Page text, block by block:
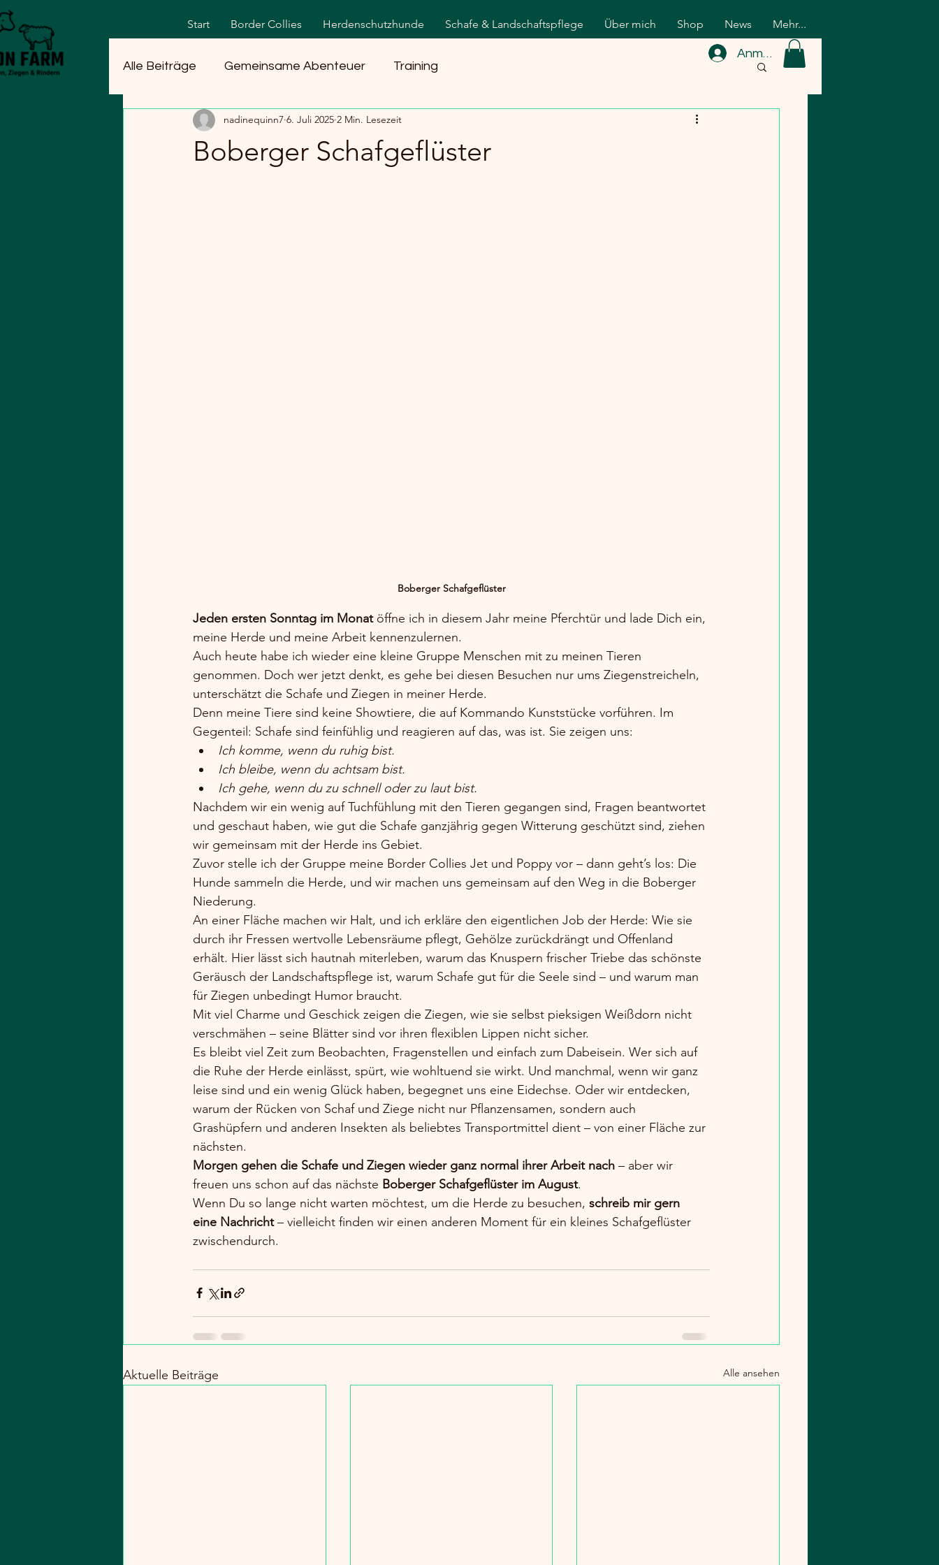
Start Border Collies Herdenschutzhunde Schafe & Landschaftspflege Über mich Shop News Mehr...
Anmelden
Alle Beiträge
Gemeinsame Abenteuer Training
Boberger Schafgeflüster
nadinequinn7 6. Juli 2025 2 Min. Lesezeit
Boberger Schafgeflüster
Jeden ersten Sonntag im Monat öffne ich in diesem Jahr meine Pferchtür und lade Dich ein,
meine Herde und meine Arbeit kennenzulernen.
Auch heute habe ich wieder eine kleine Gruppe Menschen mit zu meinen Tieren
genommen. Doch wer jetzt denkt, es gehe bei diesen Besuchen nur ums Ziegenstreicheln,
unterschätzt die Schafe und Ziegen in meiner Herde.
Denn meine Tiere sind keine Showtiere, die auf Kommando Kunststücke vorführen. Im
Gegenteil: Schafe sind feinfühlig und reagieren auf das, was ist. Sie zeigen uns:
Ich komme, wenn du ruhig bist.
Ich bleibe, wenn du achtsam bist.
Ich gehe, wenn du zu schnell oder zu laut bist.
Nachdem wir ein wenig auf Tuchfühlung mit den Tieren gegangen sind, Fragen beantwortet
und geschaut haben, wie gut die Schafe ganzjährig gegen Witterung geschützt sind, ziehen
wir gemeinsam mit der Herde ins Gebiet.
Zuvor stelle ich der Gruppe meine Border Collies Jet und Poppy vor – dann geht’s los: Die
Hunde sammeln die Herde, und wir machen uns gemeinsam auf den Weg in die Boberger
Niederung.
An einer Fläche machen wir Halt, und ich erkläre den eigentlichen Job der Herde: Wie sie
durch ihr Fressen wertvolle Lebensräume pflegt, Gehölze zurückdrängt und Offenland
erhält. Hier lässt sich hautnah miterleben, warum das Knuspern frischer Triebe das schönste
Geräusch der Landschaftspflege ist, warum Schafe gut für die Seele sind – und warum man
für Ziegen unbedingt Humor braucht.
Mit viel Charme und Geschick zeigen die Ziegen, wie sie selbst pieksigen Weißdorn nicht
verschmähen – seine Blätter sind vor ihren flexiblen Lippen nicht sicher.
Es bleibt viel Zeit zum Beobachten, Fragenstellen und einfach zum Dabeisein. Wer sich auf
die Ruhe der Herde einlässt, spürt, wie wohltuend sie wirkt. Und manchmal, wenn wir ganz
leise sind und ein wenig Glück haben, begegnet uns eine Eidechse. Oder wir entdecken,
warum der Rücken von Schaf und Ziege nicht nur Pflanzensamen, sondern auch
Grashüpfern und anderen Insekten als beliebtes Transportmittel dient – von einer Fläche zur
nächsten.
Morgen gehen die Schafe und Ziegen wieder ganz normal ihrer Arbeit nach – aber wir
freuen uns schon auf das nächste Boberger Schafgeflüster im August.
Wenn Du so lange nicht warten möchtest, um die Herde zu besuchen, schreib mir gern
eine Nachricht – vielleicht finden wir einen anderen Moment für ein kleines Schafgeflüster
zwischendurch.
Aktuelle Beiträge Alle ansehen